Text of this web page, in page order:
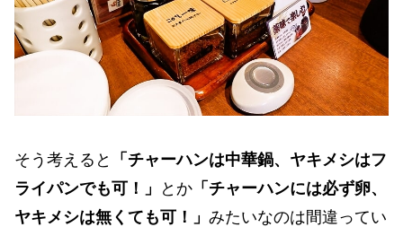
そう考えると
「チャーハンは中華鍋、ヤキメシはフ
ライパンでも可！」
とか 「チャーハンには必ず卵、
ヤキメシは無くても可！」 みたいなのは間違ってい